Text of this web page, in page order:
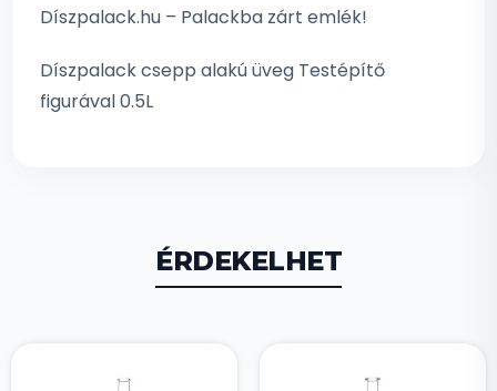
Díszpalack.hu – Palackba zárt emlék!
Díszpalack csepp alakú üveg Testépítő
figurával 0.5L
ÉRDEKELHET